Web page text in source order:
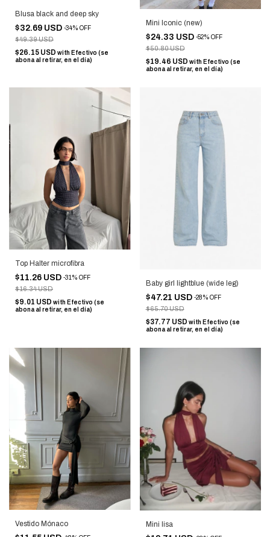
Blusa black and deep sky
$32.69 USD -34% OFF
$49.39 USD
$26.15 USD with Efectivo (se
abona al retirar, en el día)
Mini Iconic (new)
$24.33 USD -52% OFF
$50.80 USD
$19.46 USD with Efectivo (se
abona al retirar, en el día)
Top Halter microfibra
$11.26 USD -31 % OFF
$16.34 USD
$9.01 USD with Efectivo (se
abona al retirar, en el día)
Baby girl lightblue (wide leg)
$47.21 USD -28% OFF
$65.70 USD
$37.77 USD with Efectivo (se
abona al retirar, en el día)
Vestido Mónaco Mini lisa